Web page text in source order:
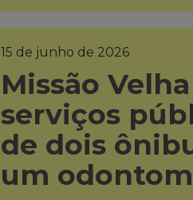
15 de junho de 2026
Missão
serviços
de dois
um